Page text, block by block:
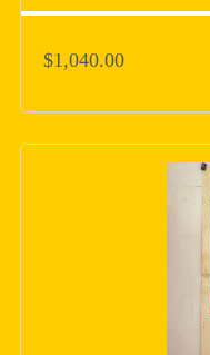
$1,040.00